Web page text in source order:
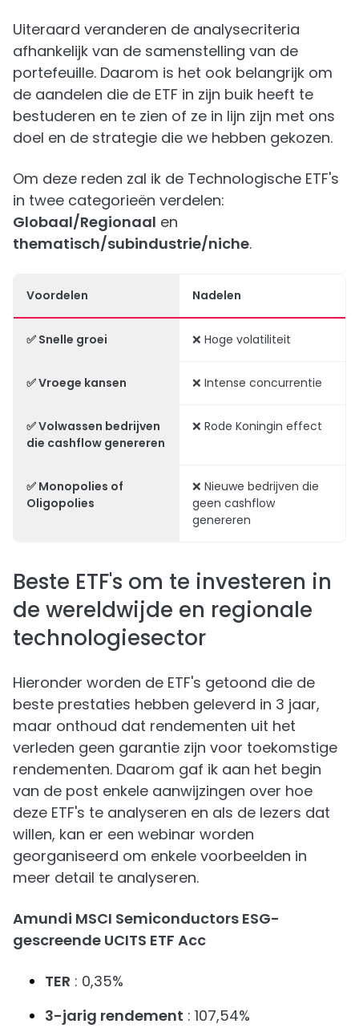
Uiteraard veranderen de analysecriteria
afhankelijk van de samenstelling van de
portefeuille. Daarom is het ook belangrijk om
de aandelen die de ETF in zijn buik heeft te
bestuderen en te zien of ze in lijn zijn met ons
doel en de strategie die we hebben gekozen.
Om deze reden zal ik de Technologische ETF's
in twee categorieën verdelen:
Globaal/Regionaal en
thematisch/subindustrie/niche.
Voordelen Nadelen
✅ Snelle groei ❌ Hoge volatiliteit
✅ Vroege kansen ❌ Intense concurrentie
✅ Volwassen bedrijven
die cashflow genereren
❌ Rode Koningin effect
✅ Monopolies of
Oligopolies
❌ Nieuwe bedrijven die
geen cashflow
genereren
Beste ETF's om te investeren in
de wereldwijde en regionale
technologiesector
Hieronder worden de ETF's getoond die de
beste prestaties hebben geleverd in 3 jaar,
maar onthoud dat rendementen uit het
verleden geen garantie zijn voor toekomstige
rendementen. Daarom gaf ik aan het begin
van de post enkele aanwijzingen over hoe
deze ETF's te analyseren en als de lezers dat
willen, kan er een webinar worden
georganiseerd om enkele voorbeelden in
meer detail te analyseren.
Amundi MSCI Semiconductors ESG-
gescreende UCITS ETF Acc
TER : 0,35%
3-jarig rendement : 107,54%